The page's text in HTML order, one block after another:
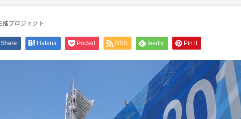
催プロジェクト
Share Hatena Pocket RSS feedly Pin it